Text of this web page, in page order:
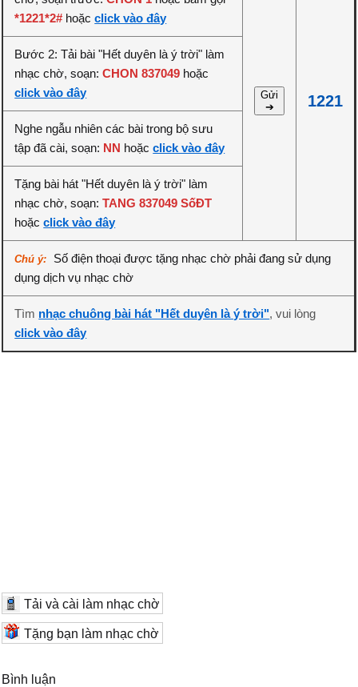
*1221*2# hoặcclick vào đây
Gửi
➔
1221
Bước 2: Tải bài "Hết duyên là ý trời" làm
nhạc chờ, soạn:CHON 837049 hoặc
click vào đây
Nghe ngẫu nhiên các bài trong bộ sưu
tập đã cài, soạn: NN hoặcclick vào đây
Tặng bài hát "Hết duyên là ý trời" làm
nhạc chờ, soạn:TANG 837049 SốĐT
hoặcclick vào đây
Chú ý:
Số điện thoại được tặng nhạc chờ phải đang sử dụng
dụng dịch vụ nhạc chờ
Tìm nhạc chuông bài hát "Hết duyên là ý trời", vui lòng
click vào đây
Tải và cài làm nhạc chờ
Tặng bạn làm nhạc chờ
Bình luận